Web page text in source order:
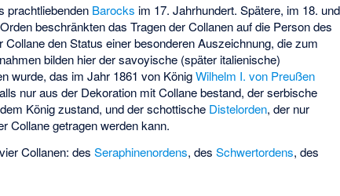
prachtliebenden Barocks im 17. Jahrhundert. Spätere, im 18. und
beschränkten das Tragen der Collanen auf die Person des
den Status einer besonderen Auszeichnung, die zum
bilden hier der savoyische (später italienische)
wurde, das im Jahr 1861 von KönigWilhelm I. von Preußen
nur aus der Dekoration mit Collane bestand, der serbische
König zustand, und der schottische Distelorden, der nur
Collane getragen werden kann.
vier Collanen: desSeraphinenordens, desSchwertordens, des